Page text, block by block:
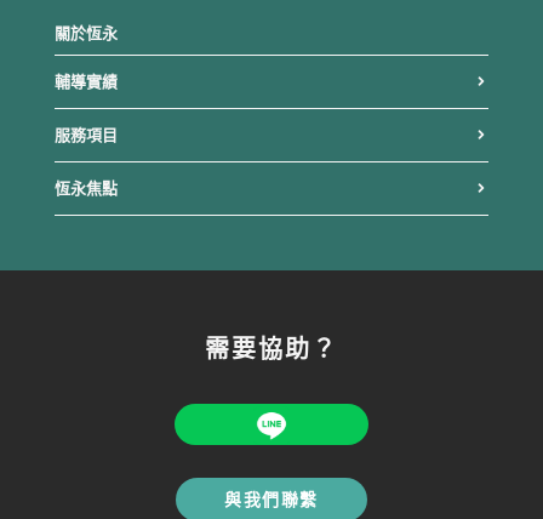
關於恆永
輔導實績
服務項目
恆永焦點
需要協助？
與我們聯繫